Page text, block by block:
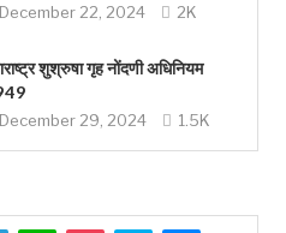
December 22, 2024 2K
शुश्रुषा गृह नोंदणी अधिनियम
December 29, 2024 1.5K